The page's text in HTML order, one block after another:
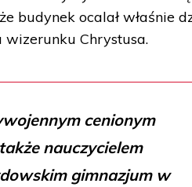
budynek ocalał właśnie
Chrystusa.
cenionym
nauczycielem
gimnazjum w